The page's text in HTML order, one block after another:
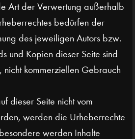
Art der Verwertung außerhalb
bedürfen der
des jeweiligen Autors bzw.
und Kopien dieser Seite sind
nicht kommerziellen Gebrauch
dieser Seite nicht vom
werden die Urheberrechte
werden Inhalte